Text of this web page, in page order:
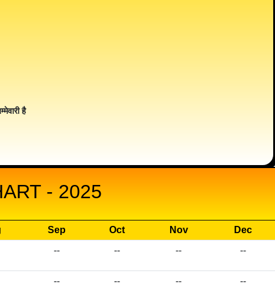
है
- 2025
Sep Oct Nov
Dec
-- -- -- --
-- -- -- --